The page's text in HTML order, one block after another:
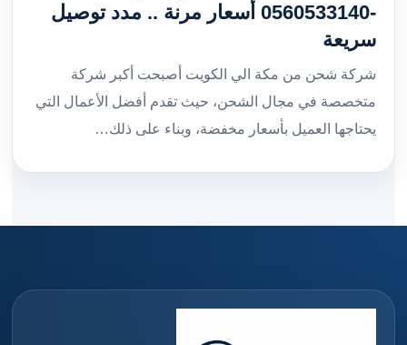
-0560533140 أسعار مرنة .. مدد توصيل
سريعة
شركة شحن من مكة الي الكويت أصبحت أكبر شركة
متخصصة في مجال الشحن، حيث تقدم أفضل الأعمال التي
يحتاجها العميل بأسعار مخفضة، وبناء على ذلك…